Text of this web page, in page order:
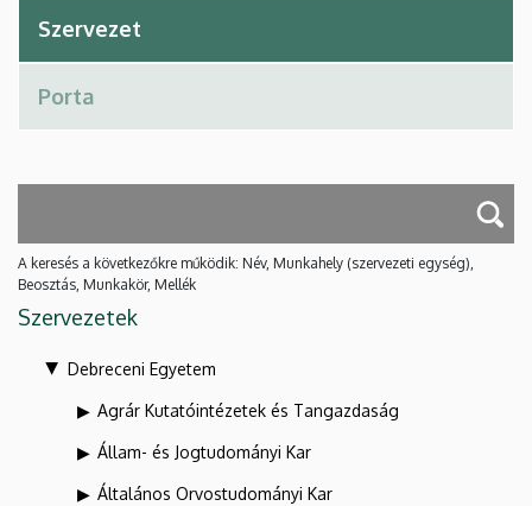
A keresés a következőkre működik: Név, Munkahely (szervezeti egység),
Beosztás, Munkakör, Mellék
Szervezetek
Debreceni Egyetem
Agrár Kutatóintézetek és Tangazdaság
Állam- és Jogtudományi Kar
Általános Orvostudományi Kar